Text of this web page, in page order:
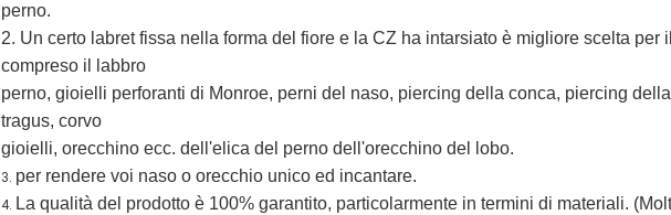
perno.
2. Un certo labret fissa nella forma del fiore e la CZ ha intarsiato è migliore scelta per
compreso il labbro
perno, gioielli perforanti di Monroe, perni del naso, piercing della conca, piercing
tragus, corvo
gioielli, orecchino ecc. dell'elica del perno dell'orecchino del lobo.
3. per rendere voi naso o orecchio unico ed incantare.
4. La qualità del prodotto è 100% garantito, particolarmente in termini di materiali.